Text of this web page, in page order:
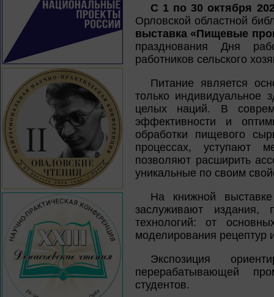
С 1 по 30 октября
Орловской областной
выставка «Пищевые
празднования Дня
работников сельского
Питание является
только индивидуальное
целых наций. В
эффективности и
обработки пищевого
процессах, уступают
позволяют расширить
уникальные по своим
На книжной
заслуживают издания,
технологий: от
моделирования рецептур
Экспозиция
перерабатывающей
студентов.